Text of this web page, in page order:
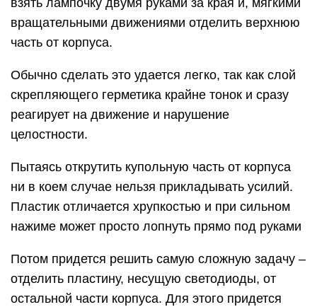
взять лампочку двумя руками за края и, мягкими
вращательными движениями отделить верхнюю
часть от корпуса.
Обычно сделать это удается легко, так как слой
скрепляющего герметика крайне тонок и сразу
реагирует на движение и нарушение
целостности.
Пытаясь открутить купольную часть от корпуса
ни в коем случае нельзя прикладывать усилий.
Пластик отличается хрупкостью и при сильном
нажиме может просто лопнуть прямо под руками
Потом придется решить самую сложную задачу –
отделить пластину, несущую светодиоды, от
остальной части корпуса. Для этого придется